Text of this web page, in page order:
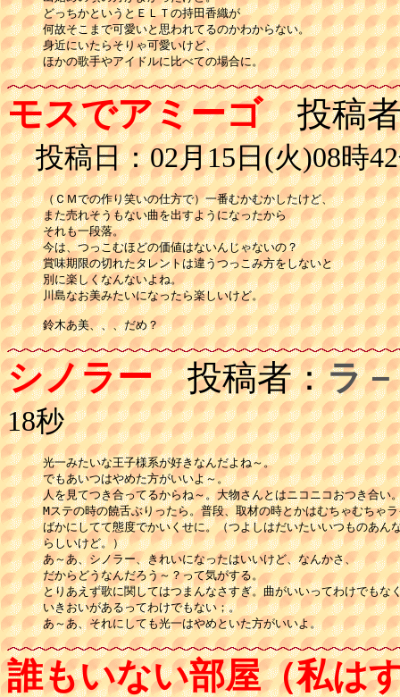
どっちかというとＥＬＴの持田香織が
何故そこまで可愛いと思われてるのかわからない。
身近にいたらそりゃ可愛いけど、
ほかの歌手やアイドルに比べての場合に。
モスでアミーゴ投稿
投稿日：02月15日(火)08時
（ＣＭでの作り笑いの仕方で）一番むかむかしたけど、
また売れそうもない曲を出すようになったから
それも一段落。
今は、つっこむほどの価値はないんじゃないの？
賞味期限の切れたタレントは違うつっこみ方をしないと
別に楽しくなんないよね。
川島なお美みたいになったら楽しいけど。
鈴木あ美、、、だめ？
シノラー投稿者：ラ
18秒
光一みたいな王子様系が好きなんだよね～。
でもあいつはやめた方がいいよ～。
人を見てつき合ってるからね～。大物さんとはニコニコおつき合い
Mステの時の饒舌ぶりったら。普段、取材の時とかはむちゃむちゃ
ばかにしてて態度でかいくせに。（つよしはだいたいいつものあん
らしいけど。）
あ～あ、シノラー、きれいになったはいいけど、なんかさ、
だからどうなんだろう～？って気がする。
とりあえず歌に関してはつまんなさすぎ。曲がいいってわけでもな
いきおいがあるってわけでもない；。
あ～あ、それにしても光一はやめといた方がいいよ。
誰もいない部屋（私は